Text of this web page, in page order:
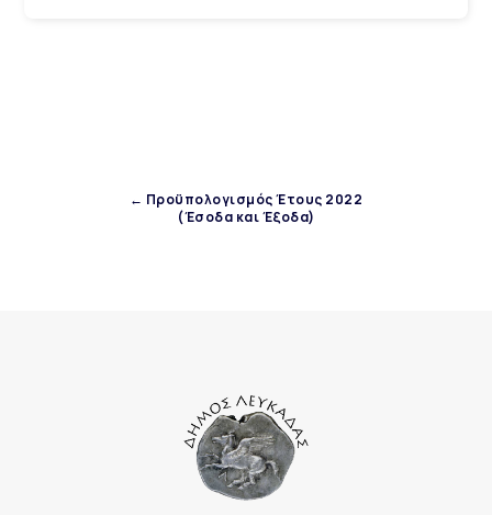
← Προϋπολογισμός Έτους 2022
(Έσοδα και Έξοδα)